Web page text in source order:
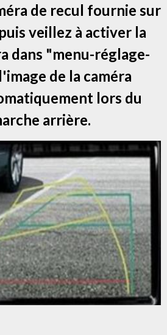
de recul fournie sur
veillez à activer la
dans "menu-réglage-
de la caméra
lors du
arrière.